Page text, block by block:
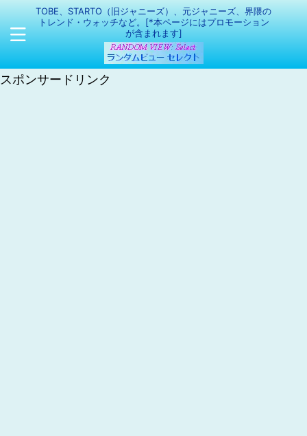
TOBE、STARTO（旧ジャニーズ）、元ジャニーズ、界隈の
トレンド・ウォッチなど。[*本ページにはプロモーション
が含まれます]
スポンサードリンク